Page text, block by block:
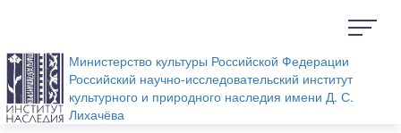
Министерство культуры Российской Федерации
Российский научно-исследовательский институт
культурного и природного наследия имени Д. С.
Лихачёва